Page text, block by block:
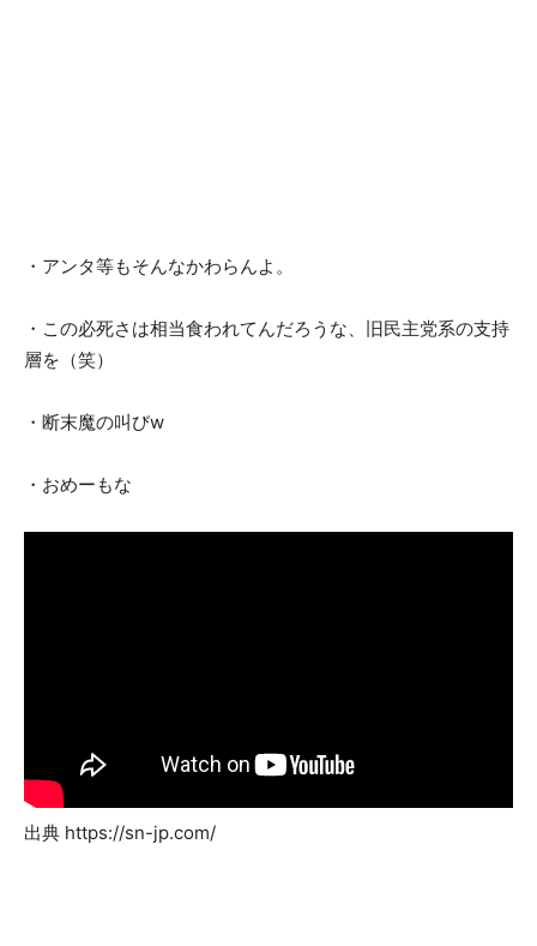
・アンタ等もそんなかわらんよ。
・この必死さは相当食われてんだろうな、旧民主党系の支持
層を（笑）
・断末魔の叫びw
・おめーもな
出典 https://sn-jp.com/